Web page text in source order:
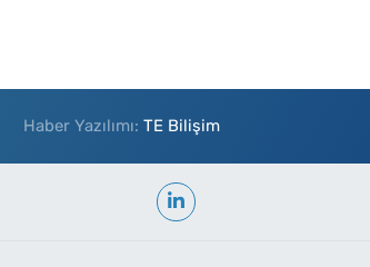
Haber Yazılımı:TE Bilişim